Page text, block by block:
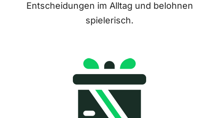
Entscheidungen im Alltag und belohnen
spielerisch.